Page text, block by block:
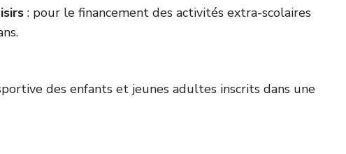
: pour le financement des activités extra-scolaires
des enfants et jeunes adultes inscrits dans une